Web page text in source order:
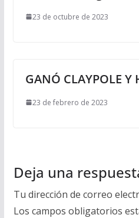
23 de octubre de 2023
GANÓ CLAYPOLE Y
23 de febrero de 2023
Deja una
Tu dirección de correo
Los campos obligatorios